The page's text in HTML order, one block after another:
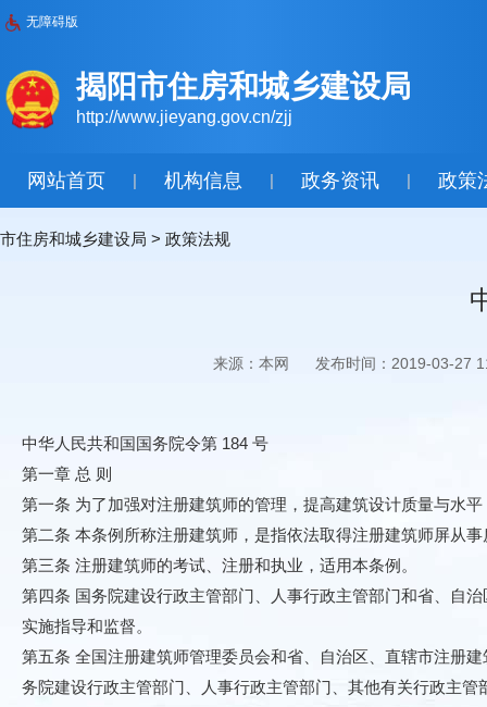
无障碍版
揭阳市住房和城乡建设局
http://www.jieyang.gov.cn/zjj
网站首页 | 机构信息 | 政务资讯 | 政策
市住房和城乡建设局 > 政策法规
来源：本网 发布时间：2019-03-27
中华人民共和国国务院令第 184 号
第一章 总 则
第一条 为了加强对注册建筑师的管理，提高建筑设计质量与水
第二条 本条例所称注册建筑师，是指依法取得注册建筑师屏从
第三条 注册建筑师的考试、注册和执业，适用本条例。
第四条 国务院建设行政主管部门、人事行政主管部门和省、自
实施指导和监督。
第五条 全国注册建筑师管理委员会和省、自治区、直辖市注册
务院建设行政主管部门、人事行政主管部门、其他有关行政主